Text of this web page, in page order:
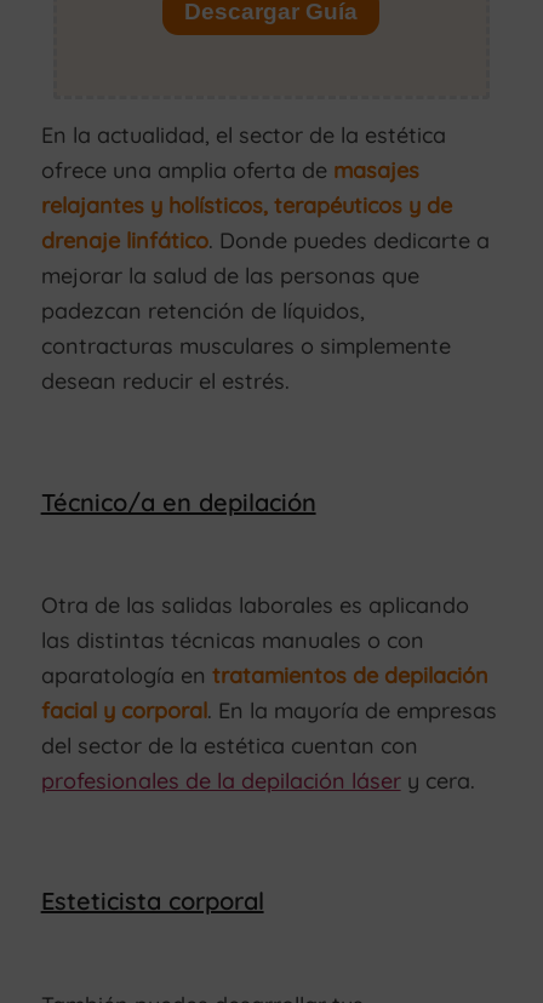
En la actualidad, el sector de la estética
ofrece una amplia oferta de masajes
relajantes y holísticos, terapéuticos y de
drenaje linfático. Donde puedes dedicarte a
mejorar la salud de las personas que
padezcan retención de líquidos,
contracturas musculares o simplemente
desean reducir el estrés.
Técnico/a en depilación
Otra de las salidas laborales es aplicando
las distintas técnicas manuales o con
aparatología en tratamientos de depilación
facial y corporal. En la mayoría de empresas
del sector de la estética cuentan con
profesionales de la depilación lásery cera.
Esteticista corporal